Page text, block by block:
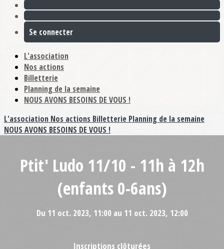
Se connecter
L'association
Nos actions
Billetterie
Planning de la semaine
NOUS AVONS BESOINS DE VOUS !
L'association Nos actions Billetterie Planning de la semaine
NOUS AVONS BESOINS DE VOUS !
Ptit' Ludo 11/10 - 11h à 12h
(enfants 0-6ans)
Du 11 oct. 2023, 11:00 au 11 oct. 2023, 12:00
Inscriptions clôturées